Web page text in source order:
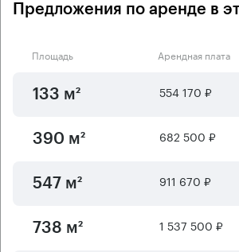
Предложения по аренде в
Площадь Арендная плата
133 м² 554 170 ₽
390 м² 682 500 ₽
547 м² 911 670 ₽
738 м² 1 537 500 ₽